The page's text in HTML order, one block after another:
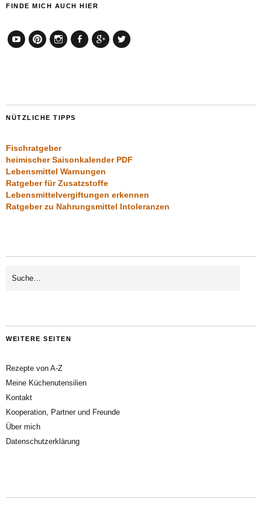
FINDE MICH AUCH HIER
NÜTZLICHE TIPPS
Fischratgeber
heimischer Saisonkalender PDF
Lebensmittel Warnungen
Ratgeber für Zusatzstoffe
Lebensmittelvergiftungen erkennen
Ratgeber zu Nahrungsmittel Intoleranzen
WEITERE SEITEN
Rezepte von A-Z
Meine Küchenutensilien
Kontakt
Kooperation, Partner und Freunde
Über mich
Datenschutzerklärung